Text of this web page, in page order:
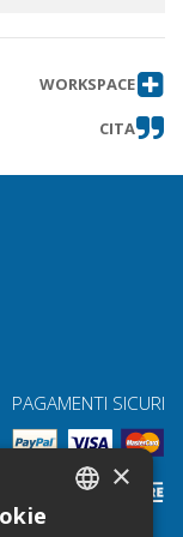
WORKSPACE
CITA
PAGAMENTI SICURI
×